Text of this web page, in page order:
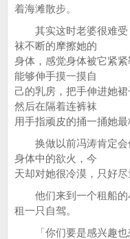
着海滩散步。
其实这时老婆很难受
袜不断的摩擦她的
身体，感觉身体被它紧
能够伸手摸一摸自
己的乳房，把手伸进她
然后在隔着连裤袜
用手指顽皮的捅一捅她
换做以前冯涛肯定会
身体中的欲火，今
天却对她很冷漠，只好尽
他们来到一个租船的
租一只自驾。
「你们要是感兴趣也